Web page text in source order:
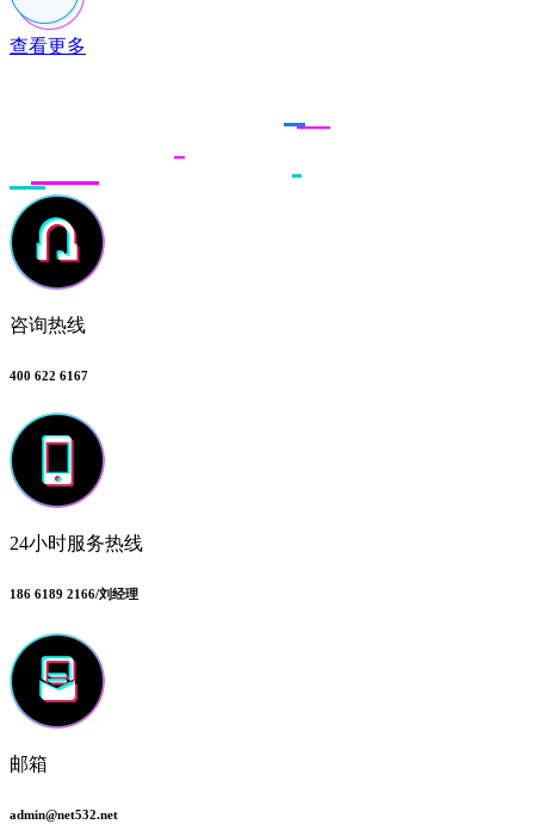
查看更多
咨询热线
400 622 6167
24小时服务热线
186 6189 2166/刘经理
邮箱
admin@net532.net